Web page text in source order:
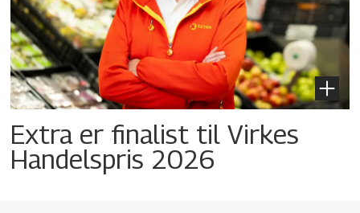
Extra er finalist til Virkes
Handelspris 2026